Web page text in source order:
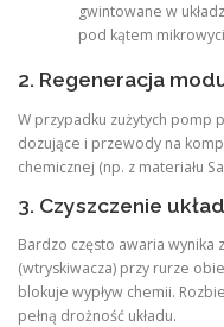
gwintowane w
pod kątem
2. Regeneracja
W przypadku zużytych pomp
dozujące i przewody na
chemicznej (np. z materiału
3. Czyszczenie
Bardzo często awaria
(wtryskiwacza) przy rurze
blokuje wypływ chemii.
pełną drożność układu.